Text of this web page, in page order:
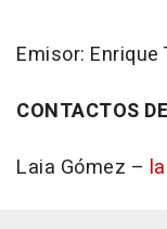
Emisor: Enrique
CONTACTOS
Laia Gómez –